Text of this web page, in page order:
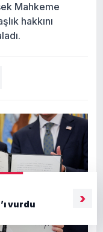
Mahkeme
hakkını
vurdu ›